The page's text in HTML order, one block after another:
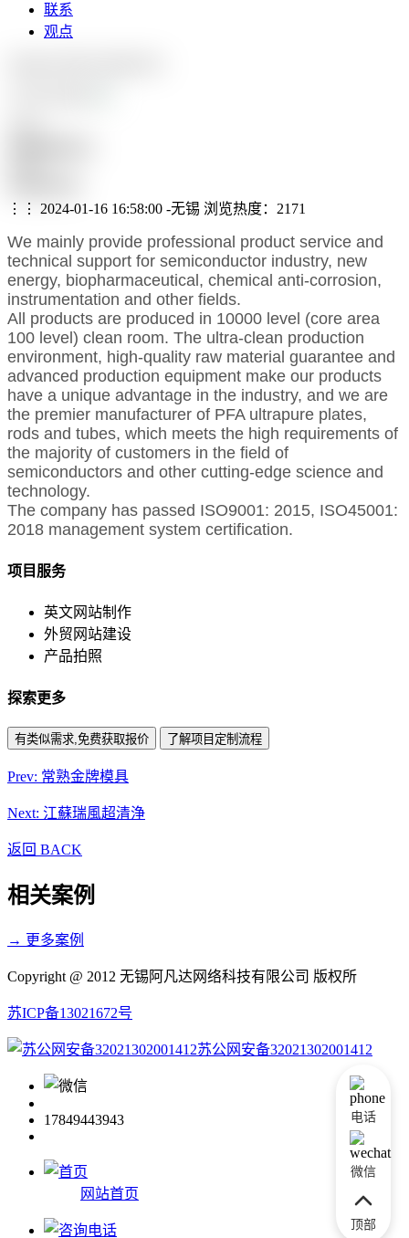
联系
观点
⋮⋮ 2024-01-16 16:58:00 -无锡 浏览热度：2171
We mainly provide professional product service and
technical support for semiconductor industry, new
energy, biopharmaceutical, chemical anti-corrosion,
instrumentation and other fields.
All products are produced in 10000 level (core area
100 level) clean room. The ultra-clean production
environment, high-quality raw material guarantee and
advanced production equipment make our products
have a unique advantage in the industry, and we are
the premier manufacturer of PFA ultrapure plates,
rods and tubes, which meets the high requirements of
the majority of customers in the field of
semiconductors and other cutting-edge science and
technology.
The company has passed ISO9001: 2015, ISO45001:
2018 management system certification.
项目服务
英文网站制作
外贸网站建设
产品拍照
探索更多
有类似需求,免费获取报价 了解项目定制流程
Prev: 常熟金牌模具
Next: 江蘇瑞風超清浄
返回 BACK
相关案例
→ 更多案例
Copyright @ 2012 无锡阿凡达网络科技有限公司 版权所
苏ICP备13021672号
苏公网安备32021302001412
17849443943
网站首页
电话
微信
顶部